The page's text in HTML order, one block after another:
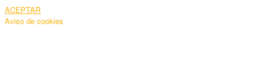
ACEPTAR
Aviso de cookies